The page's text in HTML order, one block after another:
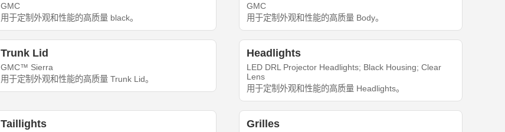
GMC
用于定制外观和性能的高质量 black。
GMC
用于定制外观和性能的高质量 Body。
Trunk Lid
GMC™ Sierra
用于定制外观和性能的高质量 Trunk Lid。
Headlights
LED DRL Projector Headlights; Black Housing; Clear
Lens
用于定制外观和性能的高质量 Headlights。
Taillights Grilles